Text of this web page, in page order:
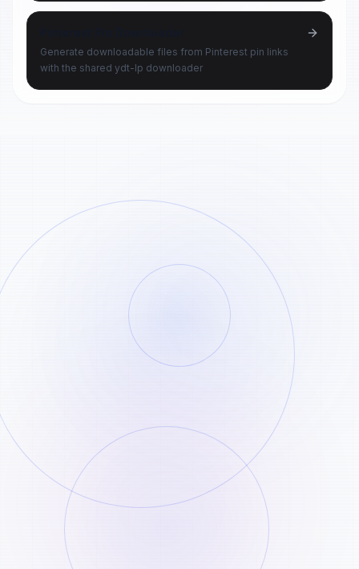
Generate downloadable files from Pinterest pin links
with the shared ydt-lp downloader
Copy the TikTok share URL
STEP Paste it into the downloader
Insert the link into the field above and start
the analysis.
Download the prepared file